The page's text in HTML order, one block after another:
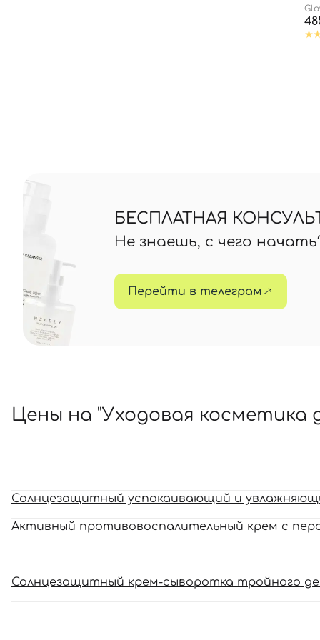
БЕСПЛАТНАЯ
Не знаешь, с чего
Перейти в телеграм
Цены на "Уходовая косметика
Солнцезащитный успокаивающий и
Активный противовоспалительный крем с
Солнцезащитный крем-сыворотка тройного